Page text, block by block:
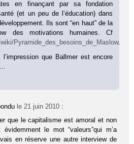
en finançant par sa fondation
(et un peu de l’éducation) dans
Ils sont “en haut” de la
des motivations humaines. Cf
Pyramide_des_besoins_de_Maslow.
l’impression que Ballmer est encore
le 21 juin 2010 :
que le capitalisme est amoral et non
évidemment le mot “valeurs”qui m’a
en réserve une autre interview de